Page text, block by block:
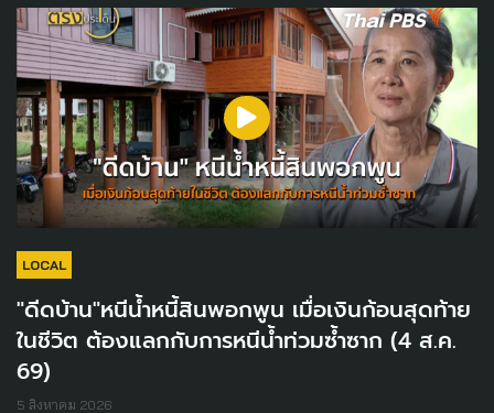
LOCAL
"ดีดบ้าน"หนีน้ำหนี้สินพอกพูน เมื่อเงินก้อนสุดท้าย
ในชีวิต ต้องแลกกับการหนีน้ำท่วมซ้ำซาก (4 ส.ค.
69)
5 สิงหาคม 2026